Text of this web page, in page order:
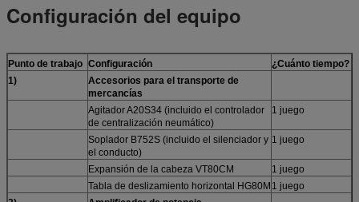
Configuración del equipo
Punto de trabajo Configuración
¿Cuánto tiempo?
1)
Accesorios para el transporte de
mercancías
Agitador A20S34 (incluido el controlador
de centralización neumático)
1 juego
Soplador B752S (incluido el silenciador y
el conducto)
1 juego
Expansión de la cabeza VT80CM
1 juego
Tabla de deslizamiento horizontal HG80M 1 juego